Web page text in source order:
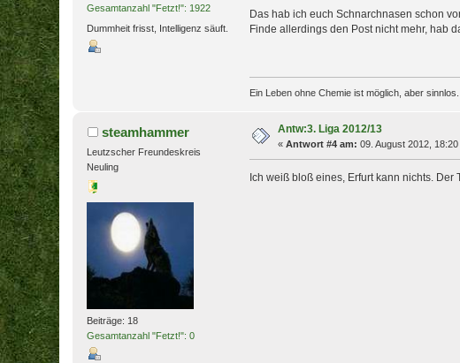
Gesamtanzahl "Fetzt!": 1922
Dummheit frisst, Intelligenz säuft.
Das hab ich euch Schnarchnasen schon
Finde allerdings den Post nicht mehr, hab
Ein Leben ohne Chemie ist möglich, aber
steamhammer
Leutzscher Freundeskreis
Neuling
Beiträge: 18
Gesamtanzahl "Fetzt!": 0
Antw:3. Liga 2012/13
«Antwort #4 am: 09. August 2012, 18:20
Ich weiß bloß eines, Erfurt kann nichts. Der